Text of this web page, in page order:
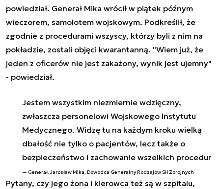
powiedział. Generał Mika wrócił w piątek późnym
wieczorem, samolotem wojskowym. Podkreślił, że
zgodnie z procedurami wszyscy, którzy byli z nim na
pokładzie, zostali objęci kwarantanną. "Wiem już, że
jeden z oficerów nie jest zakażony, wynik jest ujemny"
- powiedział.
Jestem wszystkim niezmiernie wdzięczny,
zwłaszcza personelowi Wojskowego Instytutu
Medycznego. Widzę tu na każdym kroku wielką
dbałość nie tylko o pacjentów, lecz także o
bezpieczeństwo i zachowanie wszelkich procedur
Generał, Jarosław Mika, Dowódca Generalny Rodzajów Sił Zbrojnych
Pytany, czy jego żona i kierowca też są w szpitalu,